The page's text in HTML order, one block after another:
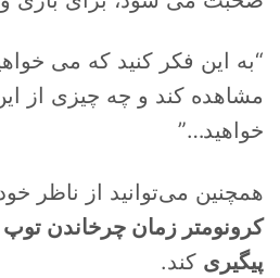
“به این فکر کنید که می
مشاهده کند و چه چیزی از
خواهید…”
همچنین می‌توانید از ناظر
کرونومتر زمان چرخاندن
پیگیری کند.